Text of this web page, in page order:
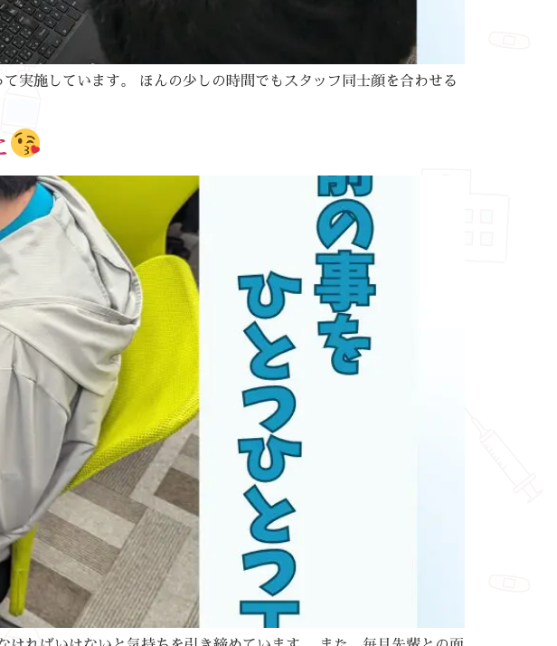
実施しています。 ほんの少しの時間でもスタッフ同士顔を合わせる